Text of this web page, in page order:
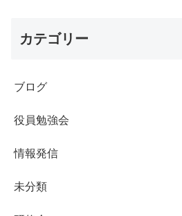
カテゴリー
ブログ
役員勉強会
情報発信
未分類